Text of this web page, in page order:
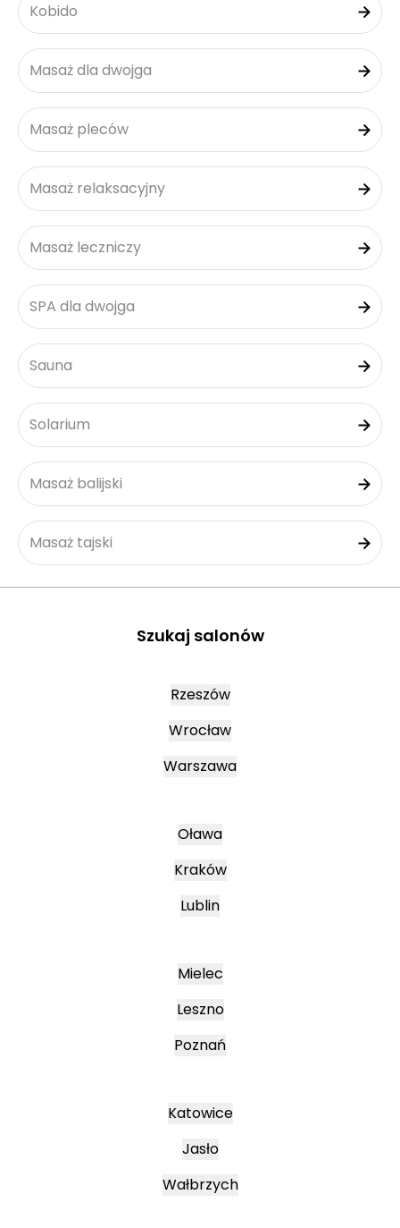
Kobido
Masaż dla dwojga
Masaż pleców
Masaż relaksacyjny
Masaż leczniczy
SPA dla dwojga
Sauna
Solarium
Masaż balijski
Masaż tajski
Szukaj salonów
Rzeszów
Wrocław
Warszawa
Oława
Kraków
Lublin
Mielec
Leszno
Poznań
Katowice
Jasło
Wałbrzych